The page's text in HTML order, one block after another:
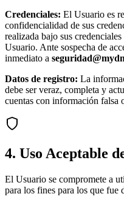
Credenciales: El Usuario es
confidencialidad de sus
realizada bajo sus
Usuario. Ante sospecha de
inmediato a
Datos de registro: La
debe ser veraz, completa y
cuentas con información falsa
4. Uso Aceptable
El Usuario se compromete a
para los fines para los que fue